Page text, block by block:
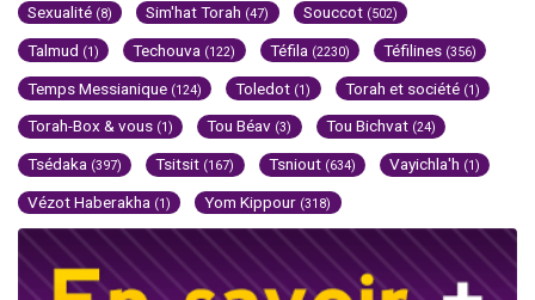
Sexualité (8) Sim'hat Torah (47) Souccot (502)
Talmud (1) Techouva (122) Téfila (2230) Téfilines (356)
Temps Messianique (124) Toledot (1) Torah et société (1)
Torah-Box & vous (1) Tou Béav (3) Tou Bichvat (24)
Tsédaka (397) Tsitsit (167) Tsniout (634) Vayichla'h (1)
Vézot Haberakha (1) Yom Kippour (318)